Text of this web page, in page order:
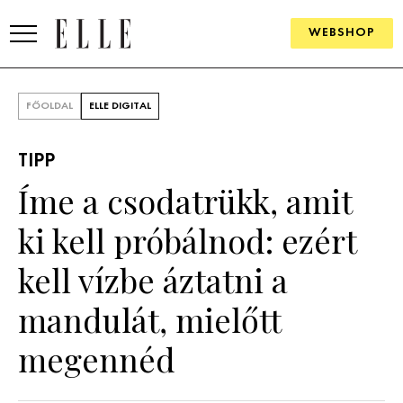
WEBSHOP
SZÉPSÉG
FŐOLDAL ELLE DIGITAL
TIPP
Íme a csodatrükk, amit
ki kell próbálnod: ezért
kell vízbe áztatni a
mandulát, mielőtt
megennéd